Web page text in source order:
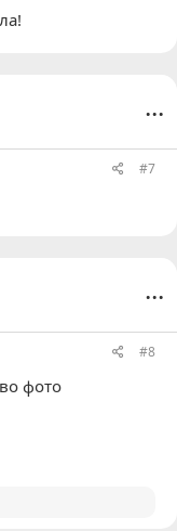
...
#7
...
#8
фото